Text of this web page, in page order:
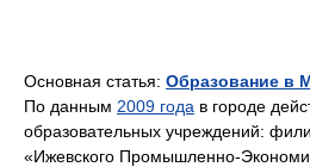
Основная статья: Образование в
По данным 2009 года в городе
образовательных учреждений:
«Ижевского Промышленно-